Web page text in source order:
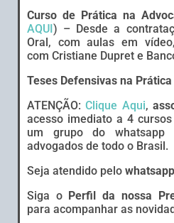
Curso de Prática na
AQUI ) – Desde a
Oral, com aulas em
com Cristiane Dupret e
Teses Defensivas na Prática
ATENÇÃO:Clique Aqui,
acesso imediato a 4
um grupo do whatsapp
advogados de todo o Brasil.
Seja atendido pelo whatsapp
Siga o Perfil da nossa
para acompanhar as